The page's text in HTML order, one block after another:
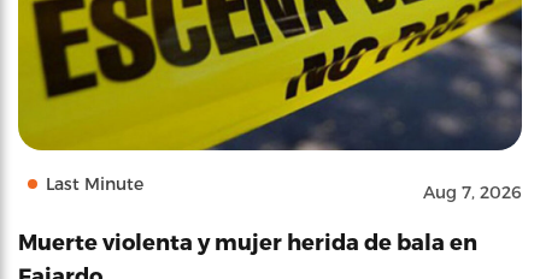
Last Minute Aug 7, 2026
Muerte violenta y mujer herida de bala en